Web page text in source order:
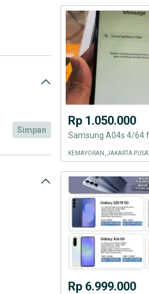
simpan
Rp 1.050.000
Samsung A04s 4/64
KEMAYORAN, JAKARTA
Rp 6.999.000